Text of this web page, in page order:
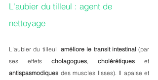
L'aubier du tilleul : agent de
nettoyage
L'aubier du tilleul améliore le transit intestinal (par
ses effets cholagogues cholérétiques
antispasmodiques des muscles lisses). Il apaise et